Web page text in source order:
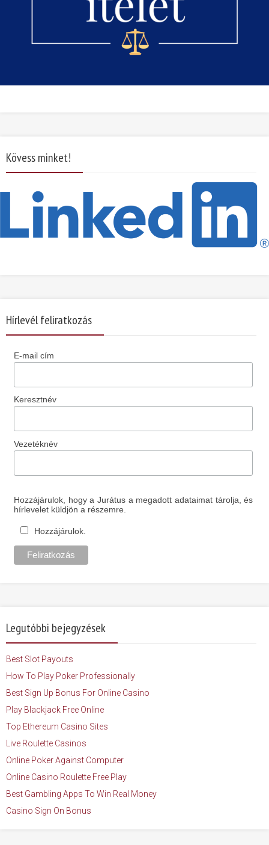
Kövess minket!
Hírlevél feliratkozás
E-mail cím
Keresztnév
Vezetéknév
Hozzájárulok, hogy a Jurátus a megadott adataimat tárolja, és
hírlevelet küldjön a részemre.
Hozzájárulok.
Legutóbbi bejegyzések
Best Slot Payouts
How To Play Poker Professionally
Best Sign Up Bonus For Online Casino
Play Blackjack Free Online
Top Ethereum Casino Sites
Live Roulette Casinos
Online Poker Against Computer
Online Casino Roulette Free Play
Best Gambling Apps To Win Real Money
Casino Sign On Bonus